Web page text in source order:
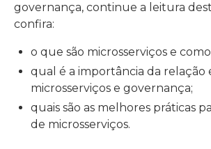
governança, continue a leitura
confira:
o que são microsserviços e
qual é a importância da relação
microsserviços e governança;
quais são as melhores práticas
de microsserviços.